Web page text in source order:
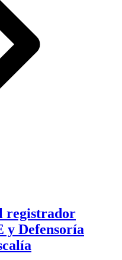
registrador
y Defensoría